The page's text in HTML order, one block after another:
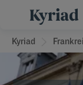
Kyriad